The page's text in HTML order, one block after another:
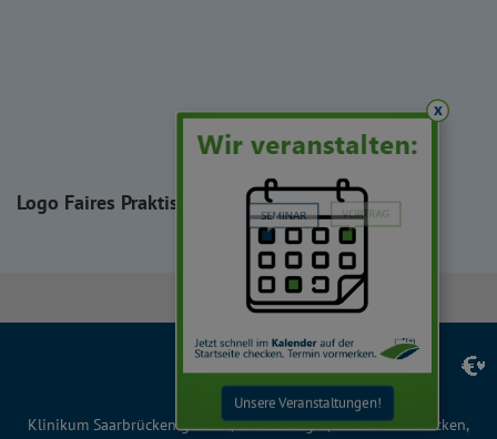
Logo Faires Praktisches Jahr
TikTok
YouTube
LinkedIn
Instagram
Facebook
Klinikum Saarbrücken gGmbH, Winterberg 1, 66119 Saarbrücken,
x
Unsere Veranstaltungen!